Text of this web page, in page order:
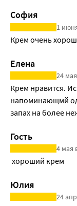
София
1
Крем очень
Елена
24
Крем нравится.
напоминающмй
запах на более
Гость
4 мая
хороший крем
Юлия
24